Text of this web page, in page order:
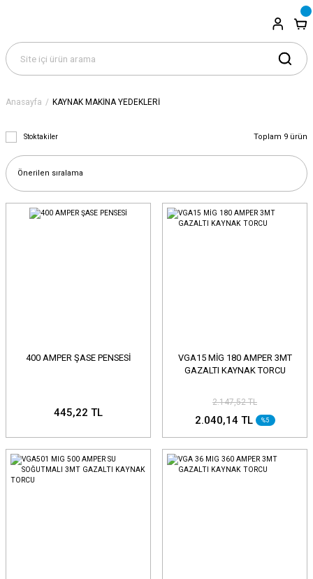
Anasayfa KAYNAK MAKİNA YEDEKLERİ
Stoktakiler Toplam 9 ürün
400 AMPER ŞASE PENSESİ
445,22 TL
VGA15 MİG 180 AMPER 3MT
GAZALTI KAYNAK TORCU
2.147,52 TL
2.040,14 TL %5